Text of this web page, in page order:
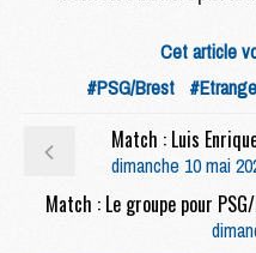
Cet article
#PSG/Brest
dimanche 10 mai
Match : Le groupe pour